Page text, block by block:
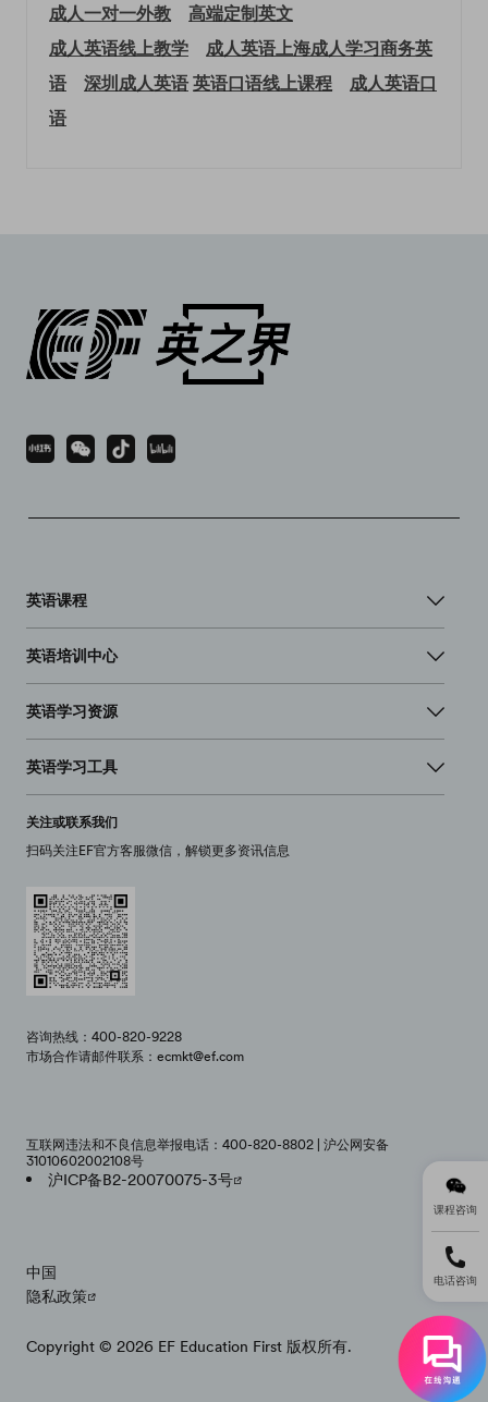
成人一对一外教
高端定制英文
成人英语线上教学
成人英语上海成人学习商务英
语
深圳成人英语英语口语线上课程
成人英语口
语
英语课程
英语培训中心
英语学习资源
英语学习工具
关注或联系我们
扫码关注EF官方客服微信，解锁更多资讯信息
咨询热线：400-820-9228
市场合作请邮件联系：ecmkt@ef.com
互联网违法和不良信息举报电话：400-820-8802 | 沪公网安备
31010602002108号
沪ICP备B2-20070075-3号
中国
隐私政策
Copyright © 2026 EF Education First 版权所有.
课程咨询
电话咨询